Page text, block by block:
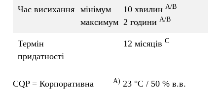
Час висихання мінімум
максимум
10 хвилин A/B
2 години A/B
Термін
придатності
12 місяців C
CQP = Корпоративна
A) 23 °C / 50 % в.в.